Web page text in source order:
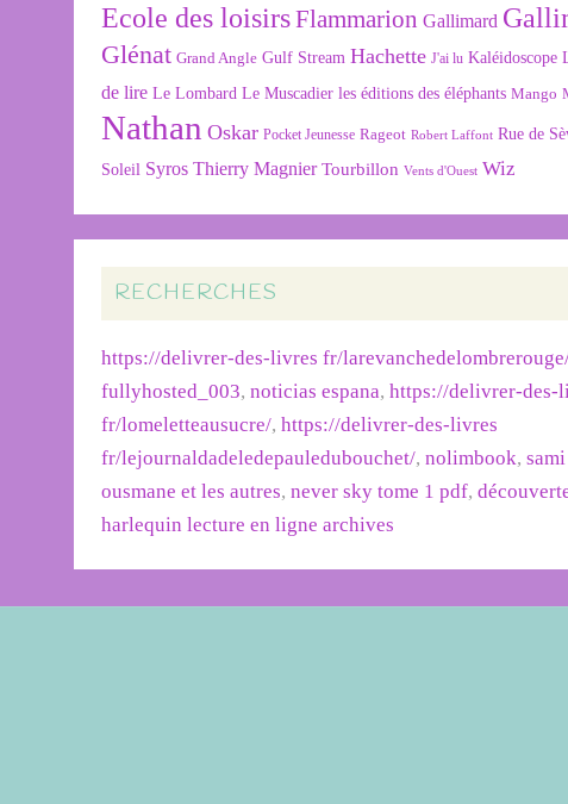
Ecole des loisirsFlammarion Gallimard
Glénat Grand Angle Gulf Stream Hachette J'ai lu Kaléidoscope
de lire Le Lombard Le Muscadier les éditions des éléphants Mango
Nathan Oskar Pocket Jeunesse Rageot Robert Laffont Rue de
Soleil Syros Thierry Magnier Tourbillon Vents d'Ouest Wiz
RECHERCHES
https://delivrer-des-livres fr/
fullyhosted_003,noticias espana,https://delivrer-des-
fr/lomeletteausucre/,https://delivrer-des-livres
fr/lejournaldadeledepauledubouchet/,nolimbook,
ousmane et les autres,never sky tome 1 pdf,
harlequin lecture en ligne archives